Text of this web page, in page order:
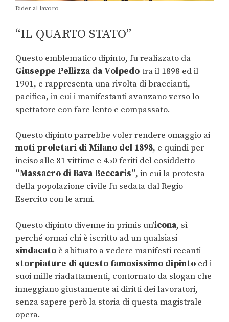
Rider al lavoro
“IL QUARTO STATO”
Questo emblematico dipinto, fu realizzato da
Giuseppe Pellizza da Volpedotra il 1898 ed il
1901, e rappresenta una rivolta di braccianti,
pacifica, in cui i manifestanti avanzano verso lo
spettatore con fare lento e compassato.
Questo dipinto parrebbe voler rendere omaggio ai
moti proletari di Milano del 1898, e quindi per
inciso alle 81 vittime e 450 feriti del cosiddetto
“Massacro di Bava Beccaris”, in cui la protesta
della popolazione civile fu sedata dal Regio
Esercito con le armi.
Questo dipinto divenne in primis un’icona, sì
perché ormai chi è iscritto ad un qualsiasi
sindacato è abituato a vedere manifesti recanti
storpiature di questo famosissimo dipinto ed i
suoi mille riadattamenti, contornato da slogan che
inneggiano giustamente ai diritti dei lavoratori,
senza sapere però la storia di questa magistrale
opera.